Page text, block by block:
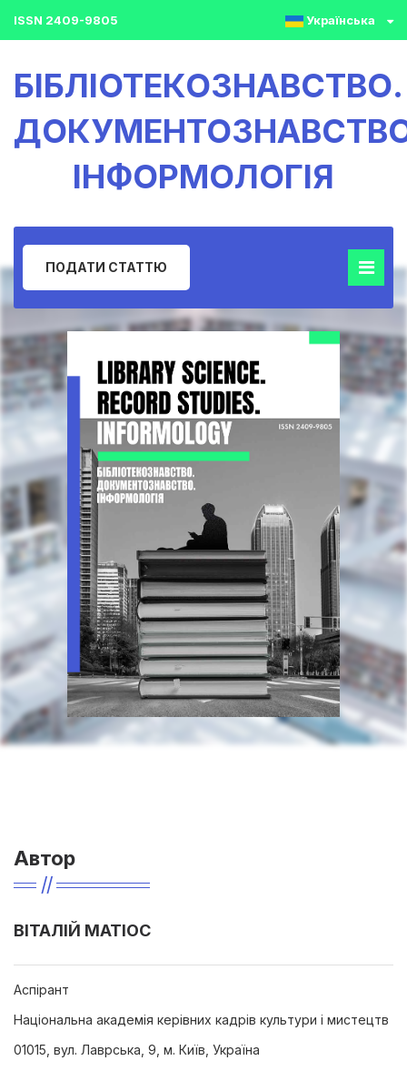
ISSN 2409-9805 Українська
БІБЛІОТЕКОЗНАВСТВО.
ІНФОРМОЛОГІЯ
ПОДАТИ СТАТТЮ
Автор
ВІТАЛІЙ МАТІОС
Аспірант
Національна академія керівних кадрів культури і мистецтв
01015, вул. Лаврська, 9, м. Київ, Україна